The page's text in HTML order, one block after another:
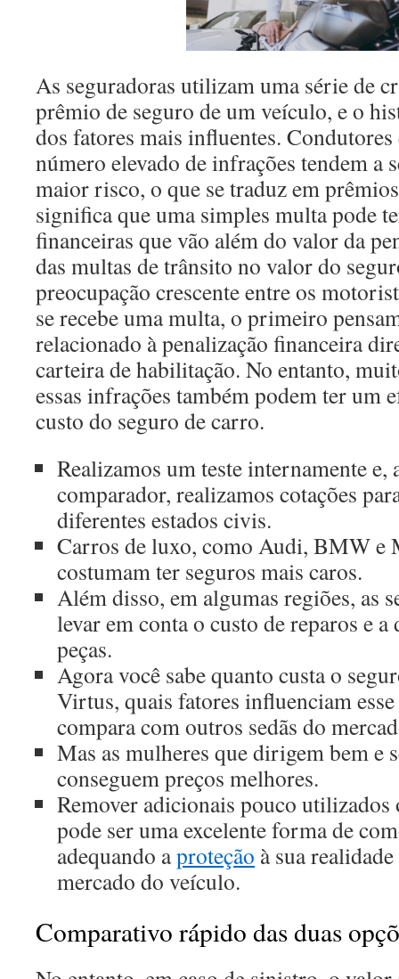
As seguradoras utilizam uma série de
prêmio de seguro de um veículo, e o
dos fatores mais influentes.
número elevado de infrações tendem a
maior risco, o que se traduz em
significa que uma simples multa pode
financeiras que vão além do valor da
das multas de trânsito no valor do
preocupação crescente entre os
se recebe uma multa, o primeiro
relacionado à penalização financeira
carteira de habilitação. No entanto,
essas infrações também podem ter um
custo do seguro de carro.
Realizamos um teste internamente e,
comparador, realizamos cotações
diferentes estados civis.
Carros de luxo, como Audi, BMW e
costumam ter seguros mais caros.
Além disso, em algumas regiões, as
levar em conta o custo de reparos e
peças.
Agora você sabe quanto custa o
Virtus, quais fatores influenciam
compara com outros sedãs do
Mas as mulheres que dirigem bem e
conseguem preços melhores.
Remover adicionais pouco utilizados
pode ser uma excelente forma de
adequando aproteção à sua
mercado do veículo.
Comparativo rápido das duas